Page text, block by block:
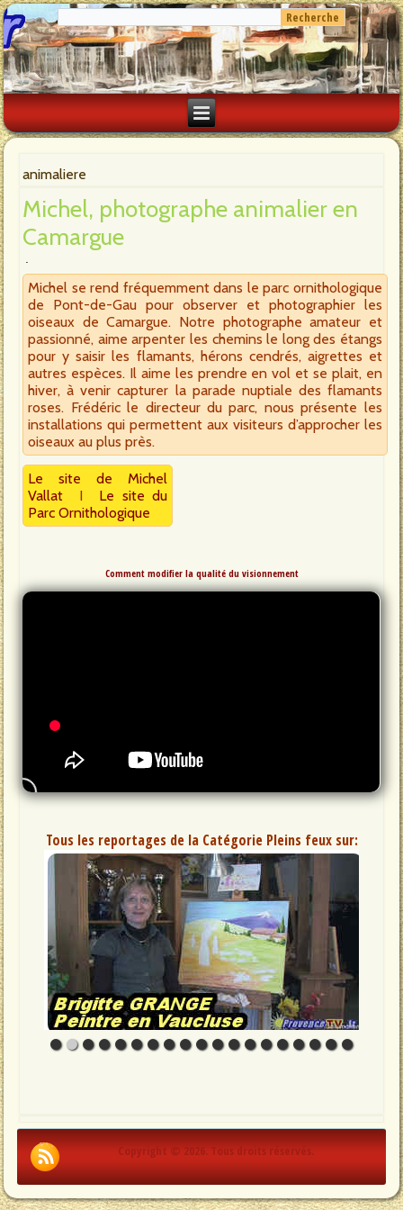
animaliere
Michel, photographe animalier en
Camargue
Michel se rend fréquemment dans le parc ornithologique
de Pont-de-Gau pour observer et photographier les
oiseaux de Camargue. Notre photographe amateur et
passionné, aime arpenter les chemins le long des étangs
pour y saisir les flamants, hérons cendrés, aigrettes et
autres espèces. Il aime les prendre en vol et se plait, en
hiver, à venir capturer la parade nuptiale des flamants
roses. Frédéric le directeur du parc, nous présente les
installations qui permettent aux visiteurs d’approcher les
oiseaux au plus près.
Le site de Michel
Vallat
I Le site du
Parc Ornithologique
Comment modifier la qualité du visionnement
Tous les reportages de la Catégorie Pleins feux sur:
Copyright © 2026. Tous droits réservés.